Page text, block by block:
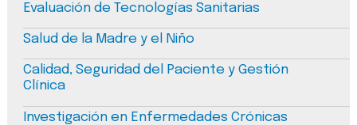
Evaluación de Tecnologías Sanitarias
Salud de la Madre y el Niño
Calidad, Seguridad del Paciente y Gestión
Clínica
Investigación en Enfermedades Crónicas